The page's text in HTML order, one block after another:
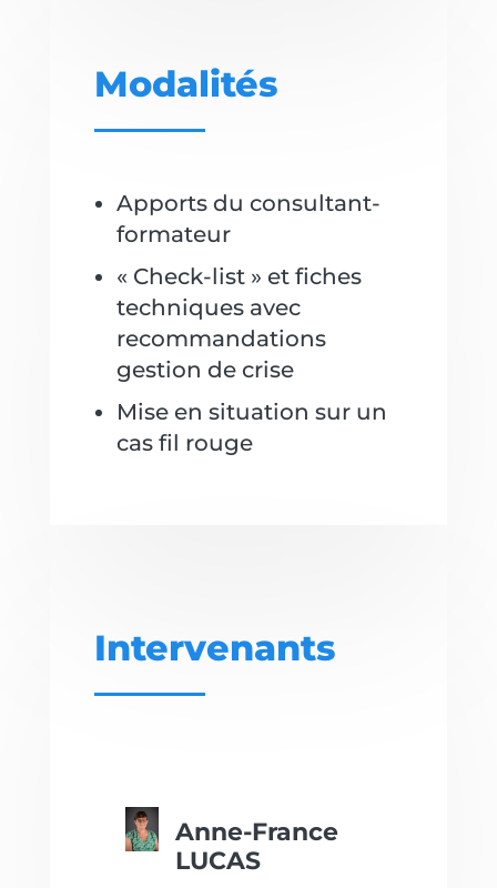
Modalités
Apports du consultant-
formateur
« Check-list » et fiches
techniques avec
recommandations
gestion de crise
Mise en situation sur un
cas fil rouge
Intervenants
Anne-France
LUCAS